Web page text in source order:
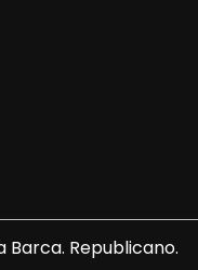
Barca. Republicano.